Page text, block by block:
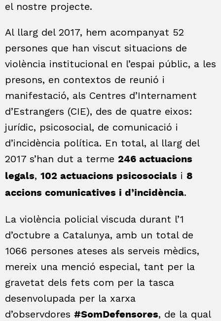
el nostre projecte.
Al llarg del 2017, hem acompanyat 52
persones que han viscut situacions de
violència institucional en l’espai públic, a les
presons, en contextos de reunió i
manifestació, als Centres d’Internament
d’Estrangers (CIE), des de quatre eixos:
jurídic, psicosocial, de comunicació i
d’incidència política. En total, al llarg del
2017 s’han dut a terme 246 actuacions
legals, 102 actuacions psicosocials i 8
accions comunicatives i d’incidència.
La violència policial viscuda durant l’1
d’octubre a Catalunya, amb un total de
1066 persones ateses als serveis mèdics,
mereix una menció especial, tant per la
gravetat dels fets com per la tasca
desenvolupada per la xarxa
d’observdores #SomDefensores, de la qual